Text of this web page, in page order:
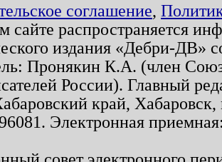
соглашение,
сайте распространяется
издания «Дебри-ДВ»
Пронякин К.А. (член
России). Главный
край,
Электронная